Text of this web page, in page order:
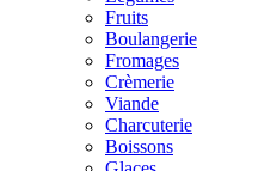
Fruits
Boulangerie
Fromages
Crèmerie
Viande
Charcuterie
Boissons